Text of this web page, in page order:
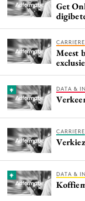
Get
CARRIERE
Meest
DATA &
CARRIERE
DATA &